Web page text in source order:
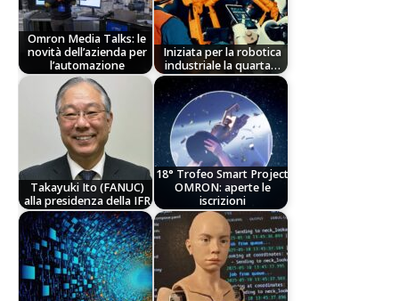
Omron Media Talks: le
novità dell’azienda per
l’automazione
Iniziata per la robotica
industriale la quarta…
Takayuki Ito (FANUC)
alla presidenza della IFR
18° Trofeo Smart Project
OMRON: aperte le
iscrizioni